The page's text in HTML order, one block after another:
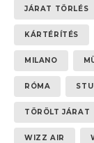
JÁRAT TÖRLÉS
KÁRTÉRÍTÉS
MILANO
RÓMA
TÖRÖLT JÁRAT
WIZZ AIR